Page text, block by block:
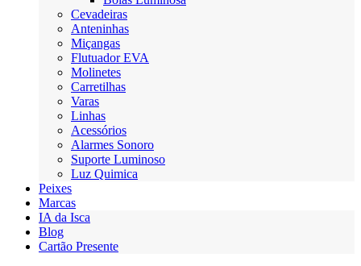
Cevadeiras
Anteninhas
Miçangas
Flutuador EVA
Molinetes
Carretilhas
Varas
Linhas
Acessórios
Alarmes Sonoro
Suporte Luminoso
Luz Quimica
Peixes
Marcas
IA da Isca
Blog
Cartão Presente